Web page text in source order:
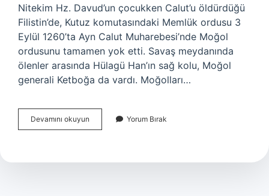
Nitekim Hz. Davud’un çocukken Calut’u öldürdüğü
Filistin’de, Kutuz komutasındaki Memlük ordusu 3
Eylül 1260’ta Ayn Calut Muharebesi’nde Moğol
ordusunu tamamen yok etti. Savaş meydanında
ölenler arasında Hülagü Han’ın sağ kolu, Moğol
generali Ketboğa da vardı. Moğolları…
Devamını okuyun Moğolları
Durduran
Yorum Bırak